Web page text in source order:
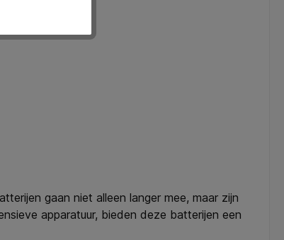
gaan niet alleen langer mee, maar zijn
apparatuur, bieden deze batterijen een